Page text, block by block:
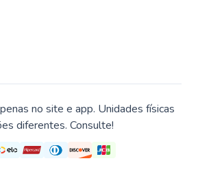
no site e app. Unidades físicas
diferentes. Consulte!